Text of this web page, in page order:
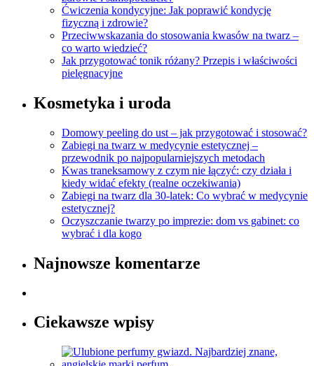
Ćwiczenia kondycyjne: Jak poprawić kondycję
fizyczną i zdrowie?
Przeciwwskazania do stosowania kwasów na twarz –
co warto wiedzieć?
Jak przygotować tonik różany? Przepis i właściwości
pielęgnacyjne
Kosmetyka i uroda
Domowy peeling do ust – jak przygotować i stosować?
Zabiegi na twarz w medycynie estetycznej –
przewodnik po najpopularniejszych metodach
Kwas traneksamowy z czym nie łączyć: czy działa i
kiedy widać efekty (realne oczekiwania)
Zabiegi na twarz dla 30-latek: Co wybrać w medycynie
estetycznej?
Oczyszczanie twarzy po imprezie: dom vs gabinet: co
wybrać i dla kogo
Najnowsze komentarze
Ciekawsze wpisy